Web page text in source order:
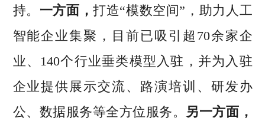
持。 一方面，打造“模数空间”，助力人工
智能企业集聚，目前已吸引超70余家企
业、140个行业垂类模型入驻，并为入驻
企业提供展示交流、路演培训、研发办
公、数据服务等全方位服务。
另一方面，